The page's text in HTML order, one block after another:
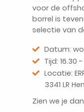
voor de
borrel is
selectie van
Datum:
Tijd: 16.30 -
Locatie:
3341 LR
Zien we je